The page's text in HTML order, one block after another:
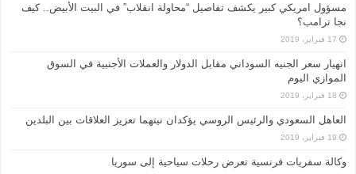
مسؤول امريكي كبير يكشف تفاصيل “محاولة انقلاب” في البيت الأبيض.. كيف
نجا ترامب؟
17 فبراير، 2019
انهيار سعر الجنيه السوداني مقابل الدولار والعملات الأجنبية في السوق
الموازي اليوم
18 فبراير، 2019
العاهل السعودي والرئيس الروسي يؤكدان نيتهما تعزيز العلاقات بين البلدين
19 فبراير، 2019
وكالة سفريات فرنسية تعرض رحلات سياحية إلى سوريا